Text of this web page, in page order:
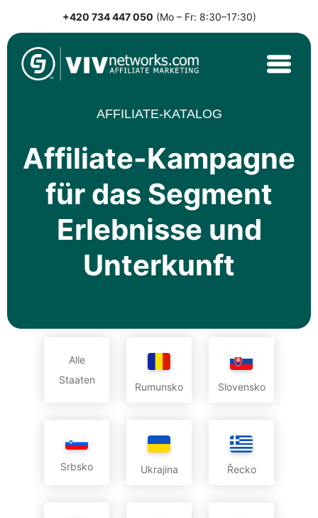
to
content
+420 734 447 050 (Mo – Fr: 8:30–17:30)
VIVnetworks.com
Nejvýkonnější affiliate síť v CEE
AFFILIATE-KATALOG
Affiliate-Kampagne
für das Segment
Erlebnisse und
Unterkunft
Alle
Staaten
Rumunsko Slovensko
Srbsko Ukrajina Řecko